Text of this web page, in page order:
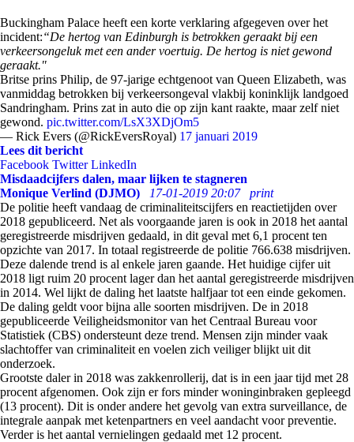
Buckingham Palace heeft een korte verklaring afgegeven over het
incident:“De hertog van Edinburgh is betrokken geraakt bij een
verkeersongeluk met een ander voertuig. De hertog is niet gewond
geraakt."
Britse prins Philip, de 97-jarige echtgenoot van Queen Elizabeth, was
vanmiddag betrokken bij verkeersongeval vlakbij koninklijk landgoed
Sandringham. Prins zat in auto die op zijn kant raakte, maar zelf niet
gewond. pic.twitter.com/LsX3XDjOm5
— Rick Evers (@RickEversRoyal) 17 januari 2019
Lees dit bericht
Facebook Twitter LinkedIn
Misdaadcijfers dalen, maar lijken te stagneren
Monique Verlind (DJMO)
17-01-2019 20:07
print
De politie heeft vandaag de criminaliteitscijfers en reactietijden over
2018 gepubliceerd. Net als voorgaande jaren is ook in 2018 het aantal
geregistreerde misdrijven gedaald, in dit geval met 6,1 procent ten
opzichte van 2017. In totaal registreerde de politie 766.638 misdrijven.
Deze dalende trend is al enkele jaren gaande. Het huidige cijfer uit
2018 ligt ruim 20 procent lager dan het aantal geregistreerde misdrijven
in 2014. Wel lijkt de daling het laatste halfjaar tot een einde gekomen.
De daling geldt voor bijna alle soorten misdrijven. De in 2018
gepubliceerde Veiligheidsmonitor van het Centraal Bureau voor
Statistiek (CBS) ondersteunt deze trend. Mensen zijn minder vaak
slachtoffer van criminaliteit en voelen zich veiliger blijkt uit dit
onderzoek.
Grootste daler in 2018 was zakkenrollerij, dat is in een jaar tijd met 28
procent afgenomen. Ook zijn er fors minder woninginbraken gepleegd
(13 procent). Dit is onder andere het gevolg van extra surveillance, de
integrale aanpak met ketenpartners en veel aandacht voor preventie.
Verder is het aantal vernielingen gedaald met 12 procent.